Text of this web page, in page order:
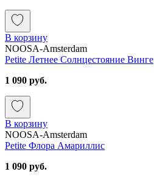
В корзину
NOOSA-Amsterdam
Petite Летнее Солнцестояние Винге
1 090 руб.
В корзину
NOOSA-Amsterdam
Petite Флора Амариллис
1 090 руб.